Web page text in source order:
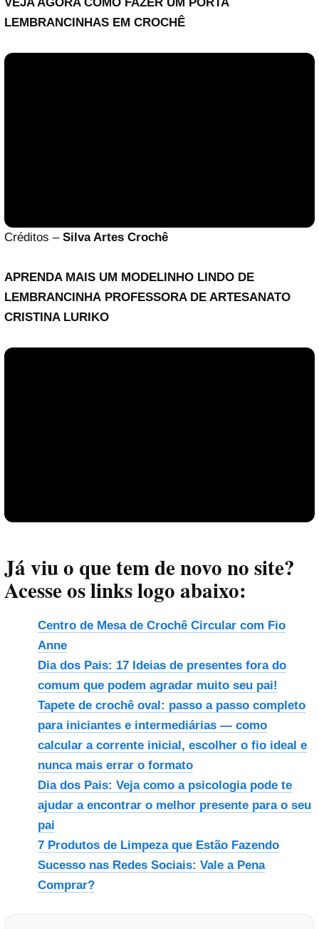
LEMBRANCINHAS EM CROCHÊ
Créditos – Silva Artes Crochê
APRENDA MAIS UM MODELINHO LINDO DE
LEMBRANCINHA PROFESSORA DE ARTESANATO
CRISTINA LURIKO
Já viu o que tem de novo no site?
Acesse os links logo abaixo:
Centro de Mesa de Crochê Circular com Fio
Anne
Dia dos Pais: 17 Ideias de presentes fora do
comum que podem agradar muito seu pai!
Tapete de crochê oval: passo a passo completo
para iniciantes e intermediárias — como
calcular a corrente inicial, escolher o fio ideal e
nunca mais errar o formato
Dia dos Pais: Veja como a psicologia pode te
ajudar a encontrar o melhor presente para o seu
pai
7 Produtos de Limpeza que Estão Fazendo
Sucesso nas Redes Sociais: Vale a Pena
Comprar?